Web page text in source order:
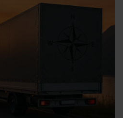
lekką osłonę przed
się jednoskrzydłowe
dwa okna typu FIX w
temu do wnętrza
światła i tworzy się
Możesz go
chcesz. Może być letnim
lub w ogrodzie. Może